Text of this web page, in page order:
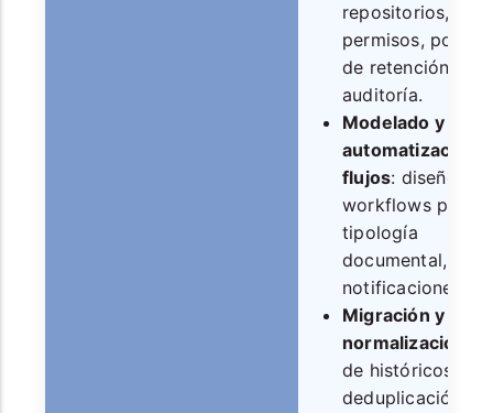
repositorios,
permisos,
de retención y
auditoría.
Modelado y
automatización
flujos: diseño de
workflows por
tipología
documental,
notificaciones y
Migración y
normalización
de históricos,
deduplicación y